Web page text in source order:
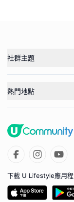
社群主題
熱門地點
下載 U Lifestyle應用